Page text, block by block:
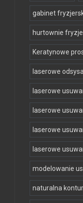
gabinet
hurtownie
Keratynowe
laserowe
laserowe
laserowe
laserowe
laserowe
modelowanie
naturalna